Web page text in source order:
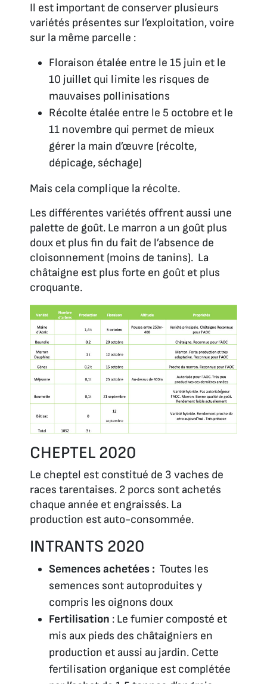
Il est important de conserver plusieurs
variétés présentes sur l’exploitation, voire
sur la même parcelle :
Floraison étalée entre le 15 juin et le
10 juillet qui limite les risques de
mauvaises pollinisations
Récolte étalée entre le 5 octobre et le
11 novembre qui permet de mieux
gérer la main d’œuvre (récolte,
dépicage, séchage)
Mais cela complique la récolte.
Les différentes variétés offrent aussi une
palette de goût. Le marron a un goût plus
doux et plus fin du fait de l’absence de
cloisonnement (moins de tanins). La
châtaigne est plus forte en goût et plus
croquante.
CHEPTEL 2020
Le cheptel est constitué de 3 vaches de
races tarentaises. 2 porcs sont achetés
chaque année et engraissés. La
production est auto-consommée.
INTRANTS 2020
Semences achetées : Toutes les
semences sont autoproduites y
compris les oignons doux
Fertilisation : Le fumier composté et
mis aux pieds des châtaigniers en
production et aussi au jardin. Cette
fertilisation organique est complétée